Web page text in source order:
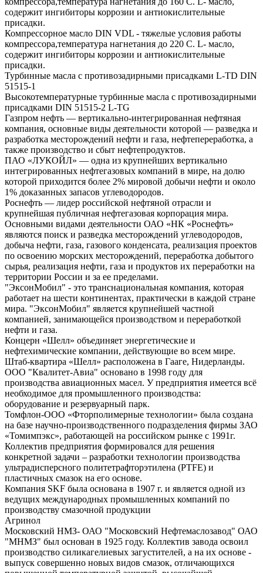
содержит ингибиторы коррозии и антиокислительные
присадки.
Компрессорное масло DIN VDL - тяжелые условия работы
компрессора,температура нагнетания до 220 С. L- масло,
содержит ингибиторы коррозии и антиокислительные
присадки.
Турбинные масла с противозадирными присадками L-TD DIN
51515-1
Высокотемпературные турбинные масла с противозадирными
присадками DIN 51515-2 L-TG
Газпром нефть — вертикально-интегрированная нефтяная
компания, основные виды деятельности которой — разведка и
разработка месторождений нефти и газа, нефтепереработка, а
также производство и сбыт нефтепродуктов.
ПАО «ЛУКОЙЛ» — одна из крупнейших вертикально
интегрированных нефтегазовых компаний в мире, на долю
которой приходится более 2% мировой добычи нефти и около
1% доказанных запасов углеводородов.
Роснефть — лидер российской нефтяной отрасли и
крупнейшая публичная нефтегазовая корпорация мира.
Основными видами деятельности ОАО «НК «Роснефть»
являются поиск и разведка месторождений углеводородов,
добыча нефти, газа, газового конденсата, реализация проектов
по освоению морских месторождений, переработка добытого
сырья, реализация нефти, газа и продуктов их переработки на
территории России и за ее пределами.
"ЭксонМобил" - это транснациональная компания, которая
работает на шести континентах, практически в каждой стране
мира. "ЭксонМобил" является крупнейшей частной
компанией, занимающейся производством и переработкой
нефти и газа.
Концерн «Шелл» объединяет энергетические и
нефтехимические компании, действующие во всем мире.
Штаб-квартира «Шелл» расположена в Гааге, Нидерланды.
ООО "Квалитет-Авиа" основано в 1998 году для
производства авиационных масел. У предприятия имеется всё
необходимое для промышленного производства:
оборудование и резервуарный парк.
Томфлон-ООО «Фторполимерные технологии» была создана
на базе научно-производственного подразделения фирмы ЗАО
«Томимпэкс», работающей на российском рынке с 1991г.
Коллектив предприятия формировался для решения
конкретной задачи – разработки технологии производства
ультрадисперсного политетрафторэтилена (PTFE) и
пластичных смазок на его основе.
Компания SKF была основана в 1907 г. и является одной из
ведущих международных промышленных компаний по
производству смазочной продукции
Агринол
Московский НМЗ- ОАО "Московский Нефтемаслозавод" ОАО
"МНМЗ" был основан в 1925 году. Коллектив завода освоил
производство силикагелиевых загустителей, а на их основе -
выпуск совершенно новых видов смазок, отличающихся